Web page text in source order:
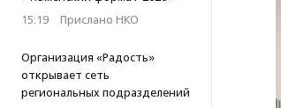
15:19 · Прислано НКО
Организация «Радость»
открывает сеть
региональных подразделений